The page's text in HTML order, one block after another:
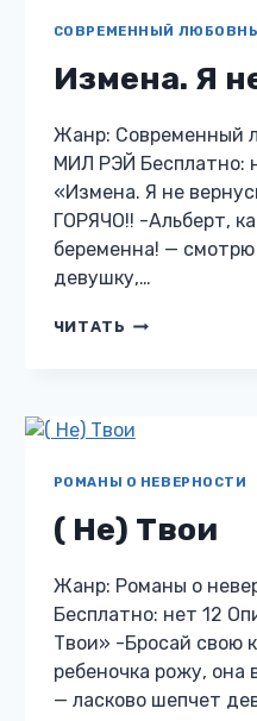
СОВРЕМЕННЫЙ
Измена. Я
Жанр: Современный
МИЛ РЭЙ Бесплатно:
«Измена. Я не
ГОРЯЧО!! -Альберт,
беременна! —
девушку,…
ЧИТАТЬ ИЗМЕНА.
РОМАНЫ О НЕВЕРНОСТИ
( Не) Твои
Жанр: Романы о
Бесплатно: нет 12
Твои» -Бросай свою
ребеночка рожу, она
— ласково шепчет